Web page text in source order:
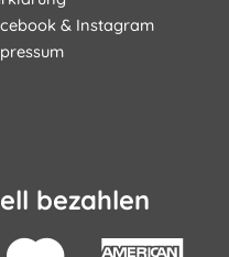
& Instagram
bezahlen